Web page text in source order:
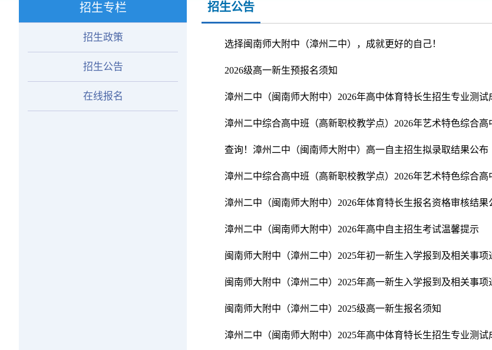
招生专栏
招生政策
招生公告
在线报名
招生公告
选择闽南师大附中（漳州二中），成就更好的自己！
2026级高一新生预报名须知
漳州二中（闽南师大附中）2026年高中体育特长生招生专业测试
漳州二中综合高中班（高新职校教学点）2026年艺术特色综合
查询！漳州二中（闽南师大附中）高一自主招生拟录取结果公布
漳州二中综合高中班（高新职校教学点）2026年艺术特色综合
漳州二中（闽南师大附中）2026年体育特长生报名资格审核结果
漳州二中（闽南师大附中）2026年高中自主招生考试温馨提示
闽南师大附中（漳州二中）2025年初一新生入学报到及相关事项
闽南师大附中（漳州二中）2025年高一新生入学报到及相关事项
闽南师大附中（漳州二中）2025级高一新生报名须知
漳州二中（闽南师大附中）2025年高中体育特长生招生专业测试